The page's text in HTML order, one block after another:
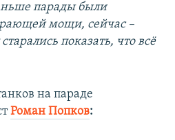
парады были
мощи, сейчас –
показать, что всё
на параде
Роман Попков: